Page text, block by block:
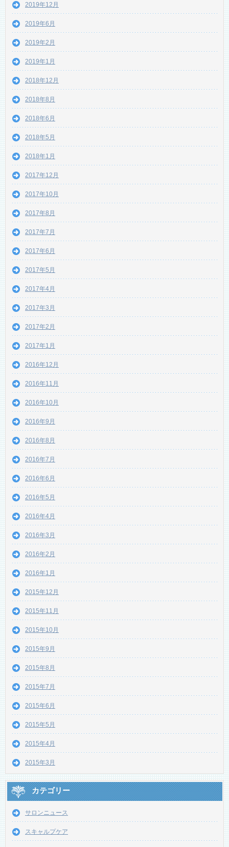
2019年12月
2019年6月
2019年2月
2019年1月
2018年12月
2018年8月
2018年6月
2018年5月
2018年1月
2017年12月
2017年10月
2017年8月
2017年7月
2017年6月
2017年5月
2017年4月
2017年3月
2017年2月
2017年1月
2016年12月
2016年11月
2016年10月
2016年9月
2016年8月
2016年7月
2016年6月
2016年5月
2016年4月
2016年3月
2016年2月
2016年1月
2015年12月
2015年11月
2015年10月
2015年9月
2015年8月
2015年7月
2015年6月
2015年5月
2015年4月
2015年3月
カテゴリー
サロンニュース
スキャルプケア